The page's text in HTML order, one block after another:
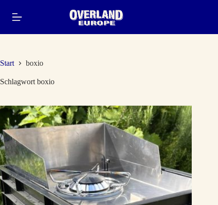
Inhalt
springen
Start boxio
Schlagwort boxio